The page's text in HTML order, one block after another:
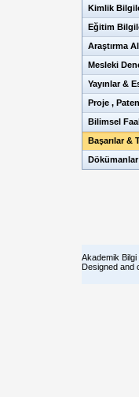
Kimlik
Eğitim
Araştırma
Mesleki
Yayınlar &
Proje ,
Bilimsel
Başarılar &
Dökümanlar
Akademik
Designed and